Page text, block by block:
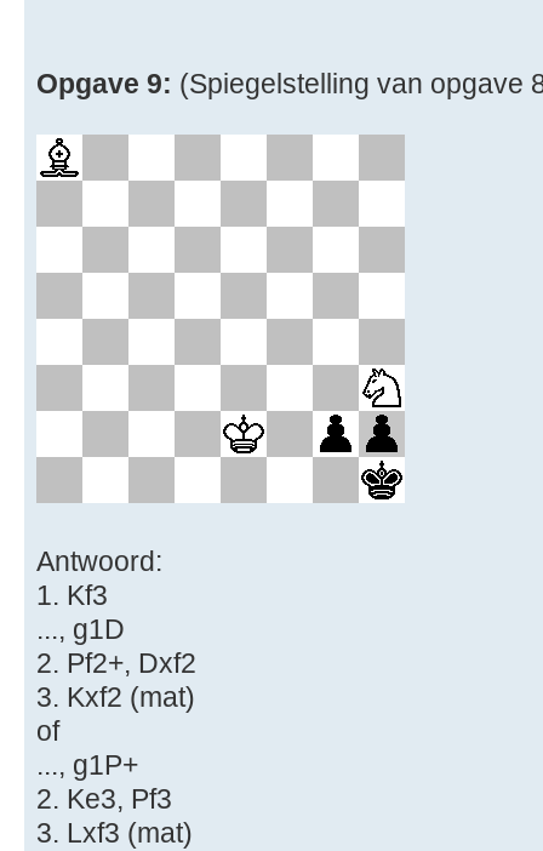
Opgave 9: (Spiegelstelling van opgave
Antwoord:
1. Kf3
..., g1D
2. Pf2+, Dxf2
3. Kxf2 (mat)
of
..., g1P+
2. Ke3, Pf3
3. Lxf3 (mat)